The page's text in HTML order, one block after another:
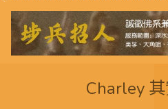
Charley